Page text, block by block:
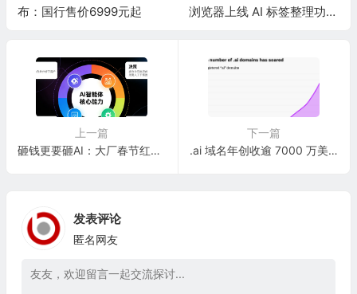
布：国行售价6999元起
浏览器上线 AI 标签整理功
上一篇
砸钱更要砸AI：大厂春节红包战打响，这一次主角是“智能体”
下一篇
.ai 域名年创收逾 7000 万美元，撑起安圭拉财政半边天
发表评论
匿名网友